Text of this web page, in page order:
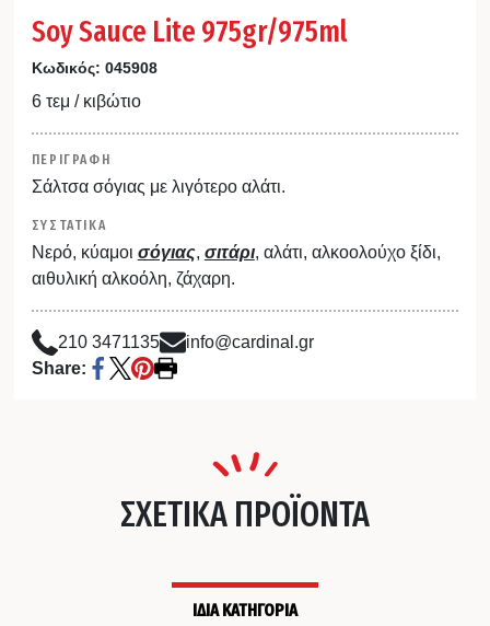
Soy Sauce Lite 975gr/975ml
Κωδικός: 045908
6 τεμ / κιβώτιο
ΠΕΡΙΓΡΑΦΗ
Σάλτσα σόγιας με λιγότερο αλάτι.
ΣΥΣΤΑΤΙΚΑ
Νερό, κύαμοι σόγιας, σιτάρι, αλάτι, αλκοολούχο ξίδι,
αιθυλική αλκοόλη, ζάχαρη.
210 3471135
info@cardinal.gr
Share:
ΣΧΕΤΙΚΑ ΠΡΟΪΟΝΤΑ
ΙΔΙΑ ΚΑΤΗΓΟΡΙΑ